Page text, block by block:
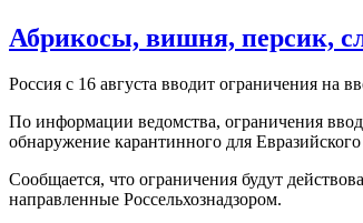
Абрикосы, вишня, персик,
Россия с 16 августа вводит ограничения на
По информации ведомства, ограничения
обнаружение карантинного для
Сообщается, что ограничения будут
направленные Россельхознадзором.